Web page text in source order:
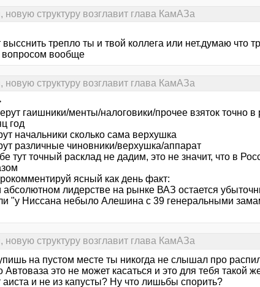
структуру возглавит глава КамАЗа
трепло ты и твой коллега или нет.думаю что
вопросом вообще
структуру возглавит глава КамАЗа
гаишники/менты/налоговики/прочее взяток точно
год
начальники сколько сама верхушка
различные чиновники/верхушка/аппарат
тут точный расклад не дадим, это не значит, что в
ясный как день факт:
абсолютном лидерстве на рынке ВАЗ остается
"у Ниссана небыло Алешина с 39 генеральными
структуру возглавит глава КамАЗа
на пустом месте ты никогда не слышал про
Автоваза это не может касаться и это для тебя такой
аиста и не из капусты? Ну что лишьбы спорить?